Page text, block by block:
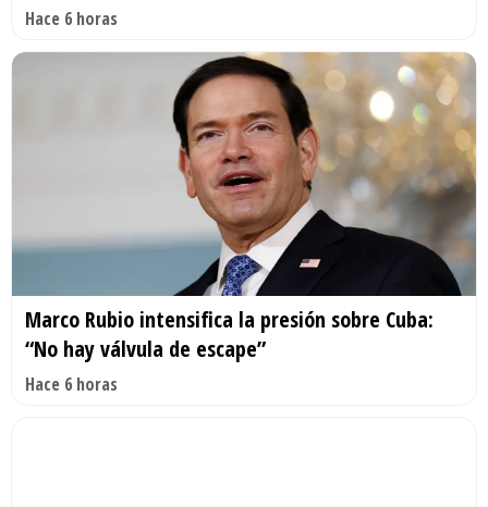
Hace 6 horas
Marco Rubio intensifica la presión sobre Cuba:
“No hay válvula de escape”
Hace 6 horas